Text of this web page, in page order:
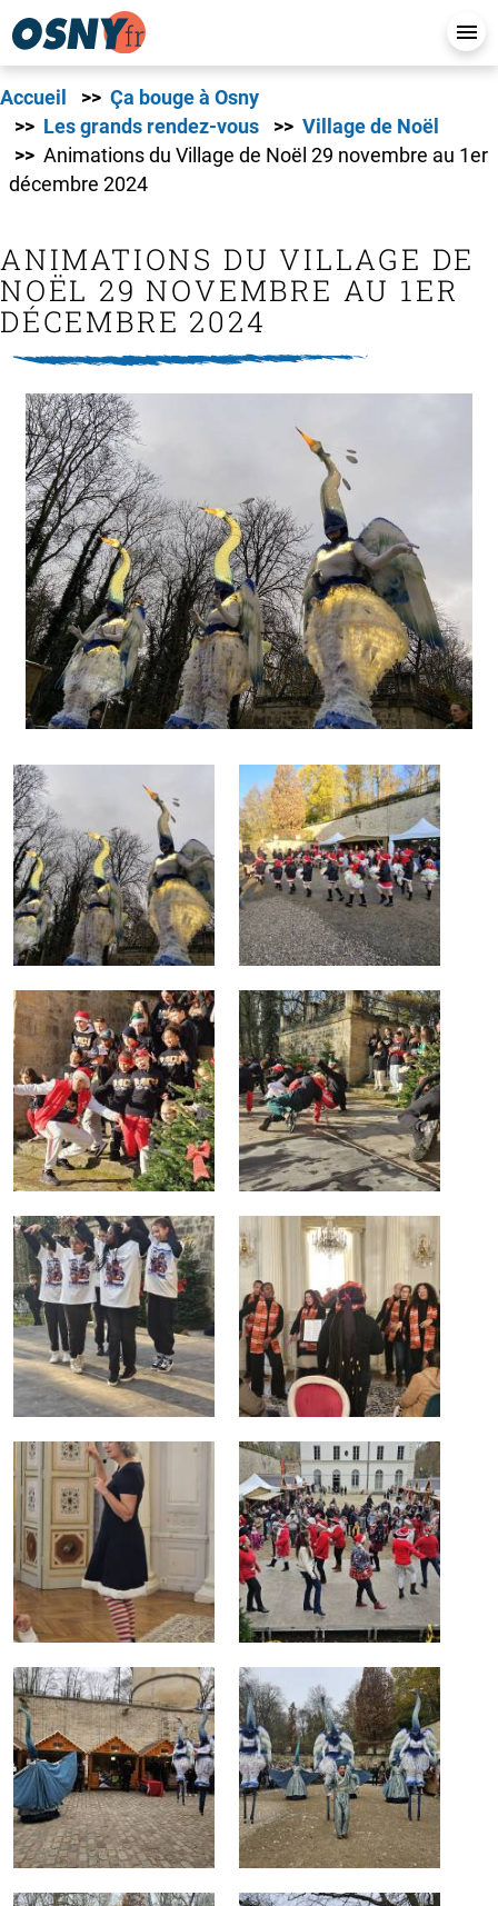
Accueil
Ça bouge à Osny
Les grands rendez-vous
Village de Noël
Animations du Village de Noël 29 novembre au 1er
décembre 2024
ANIMATIONS DU VILLAGE DE
NOËL 29 NOVEMBRE AU 1ER
DÉCEMBRE 2024